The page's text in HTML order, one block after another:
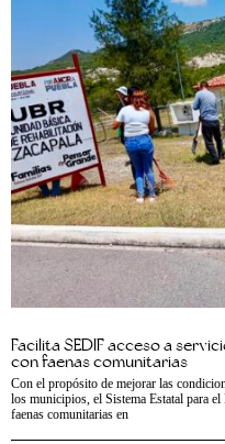
Facilita SEDIF acceso a
con faenas comunitarias
Con el propósito de mejorar las
los municipios, el Sistema Estatal para
faenas comunitarias en